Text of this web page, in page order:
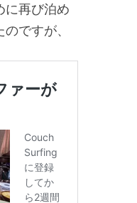
に再び泊め
ですが、